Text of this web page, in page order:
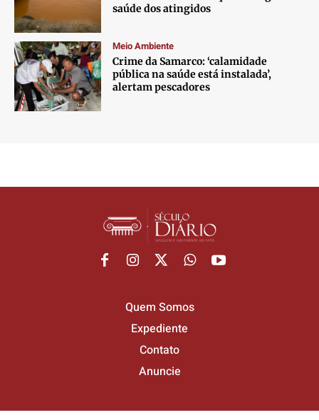
saúde dos atingidos
Meio Ambiente
Crime da Samarco: ‘calamidade
pública na saúde está instalada’,
alertam pescadores
Quem Somos
Expediente
Contato
Anuncie